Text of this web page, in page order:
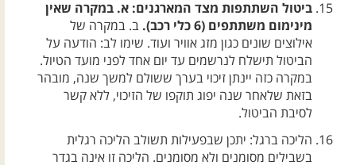
ביטול השתתפות מצד המארגנים: א. במקרה שאין
מינימום משתתפים (6 כלי רכב).
ב. במקרה של
אילוצים שונים כגון מזג אוויר ועוד. שימו לב: הודעה על
הביטול תישלח לנרשמים עד יום אחד לפני מועד הטיול.
במקרה כזה יינתן זיכוי בערך ששולם למשך שנה, מובהר
בזאת שלאחר שנה יפוג תוקפו של הזיכוי, ללא קשר
לסיבת הביטול.
הליכה ברגל: יתכן שבפעילות תשולב הליכה רגלית
בשבילים מסומנים ולא מסומנים. הליכה זו אינה בגדר